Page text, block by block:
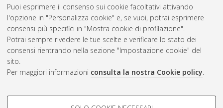
Puoi esprimere il consenso sui cookie facoltativi attivando
l'opzione in "Personalizza cookie" e, se vuoi, potrai esprimere
consensi più specifici in "Mostra cookie di profilazione".
Potrai sempre rivedere le tue scelte e verificare lo stato dei
consensi rientrando nella sezione "Impostazione cookie" del
sito.
Per maggiori informazioni consulta la nostra Cookie policy.
COOKIE DI PROFILAZIONE -
Rss 1.0
Rss 2.0
ISSN: 2038-7946
Impostazioni Cookie